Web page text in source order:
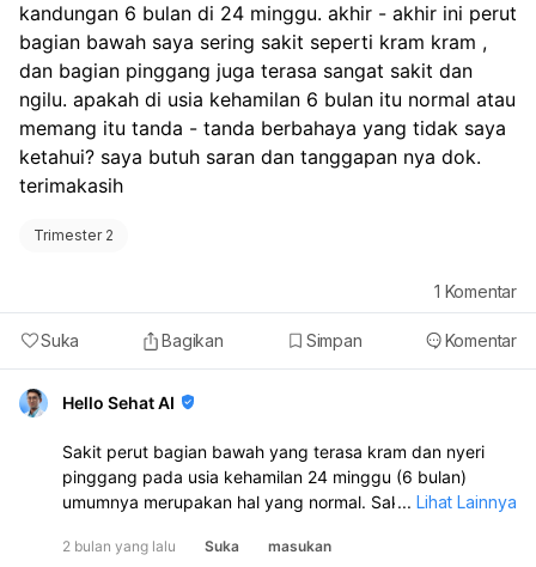
Indikator Kesehatan: Gerakan janin adalah indikator
penting kesehatan bayi. Meskipun tidak ada jumlah
gerakan pasti yang harus dirasakan setiap hari,
penting bagi Anda untuk mengenali pola gerakan bayi
Anda. Saran saya adalah:
Kenali Pola Gerakan:Terus perhatikan pola gerakan
bayi Anda. Anda akan mulai mengenali kapan bayi
Anda biasanya aktif dan kapan ia beristirahat.
adanya perubahan drastis pada pola gerakan janin,
ada gerakan sama sekali selama 2 jam, terutama
setelah usia 25 minggu, sebaiknya segera
konsultasikan ke dokter.
Stimulasi Ringan:Jika Anda merasa khawatir, Anda
bisa mencoba berbaring miring ke kiri, menepuk perut
perlahan, atau mengonsumsi makanan manis untuk
merangsang gerakan bayi. Selama Anda masih
merasakan gerakan secara teratur sesuai pola bayi
Anda, meskipun lebih aktif di malam hari, itu adalah
tanda yang baik. Namun, jangan ragu untuk
menghubungi dokter jika ada kekhawatiran atau
kandungan 6 bulan di 24 minggu. akhir - akhir ini perut
bagian bawah saya sering sakit seperti kram kram ,
dan bagian pinggang juga terasa sangat sakit dan
ngilu. apakah di usia kehamilan 6 bulan itu normal atau
memang itu tanda - tanda berbahaya yang tidak saya
ketahui? saya butuh saran dan tanggapan nya dok.
terimakasih
Trimester 2
Suka Bagikan Simpan Komentar
1 Komentar
Hello Sehat AI
Sakit perut bagian bawah yang terasa kram dan nyeri
pinggang pada usia kehamilan 24 minggu (6 bulan)
umumnya merupakan hal yang normal. Sakit perut ini
ligament pain) seiring dengan pertumbuhan rahim dan
... Lihat Lainnya
2 bulan yang lalu Suka masukan